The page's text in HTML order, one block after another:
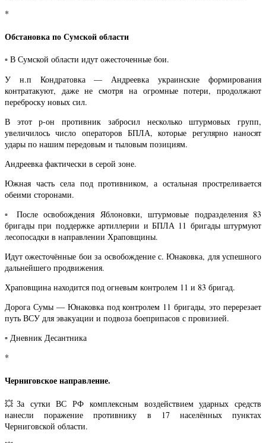
*
Обстановка по Сумской области
▫️ В Сумской области идут ожесточенные бои.
У н.п Кондратовка — Андреевка украинские формирования
контратакуют, даже не смотря на огромные потери, продолжают
переброску новых сил.
В этот р-он противник забросил несколько штурмовых групп,
увеличилось число операторов БПЛА, которые регулярно наносят
удары по нашим передовым и тыловым позициям.
Андреевка фактически в серой зоне.
Южная часть села под противником, а остальная простреливается
обеими сторонами.
▫️ После освобождения Яблоновки, штурмовые подразделения 83
бригады при поддержке артиллерии и БПЛА 11 бригады штурмуют
лесопосадки в направлении Храповщины.
Идут ожесточённые бои за освобождение с. Юнаковка, для успешного
дальнейшего продвижения.
Храповщина находится под огневым контролем 11 и 83 бригад.
Дорога Сумы — Юнаковка под контролем 11 бригады, это перерезает
путь ВСУ для эвакуации и подвоза боеприпасов с провизией.
▫️ Дневник Десантника
*
Черниговское направление.
💥За сутки ВС РФ комплексным воздействием ударных средств
нанесли поражение противнику в 17 населённых пунктах
Черниговской области.